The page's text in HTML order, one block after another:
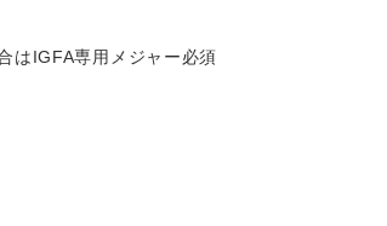
はIGFA専用メジャー必須